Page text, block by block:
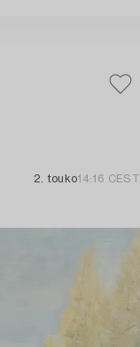
2. touko14:16 CEST